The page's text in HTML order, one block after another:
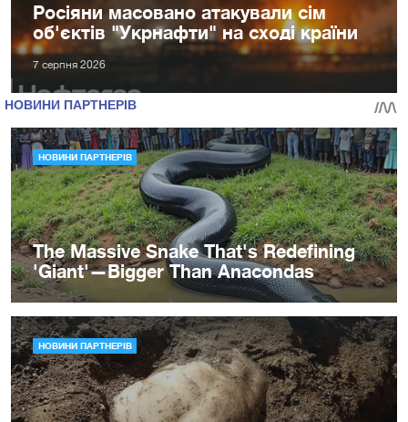
Росіяни масовано атакували сім
об'єктів "Укрнафти" на сході країни
7 серпня 2026